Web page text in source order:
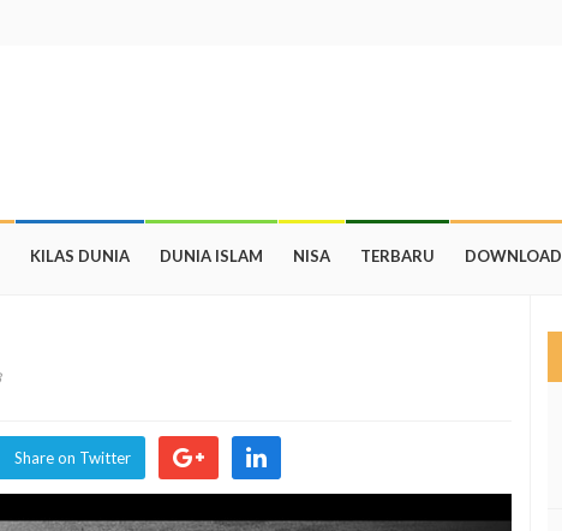
KILAS DUNIA DUNIA ISLAM NISA TERBARU DOWNLOAD
Share on Twitter